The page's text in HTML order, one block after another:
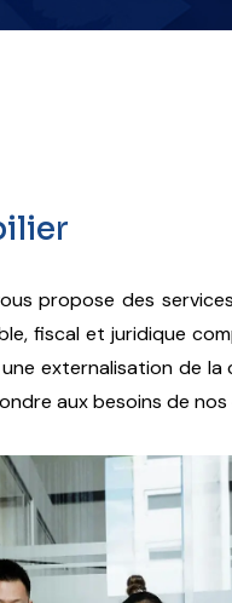
propose des
fiscal et juridique
externalisation de
aux besoins de nos